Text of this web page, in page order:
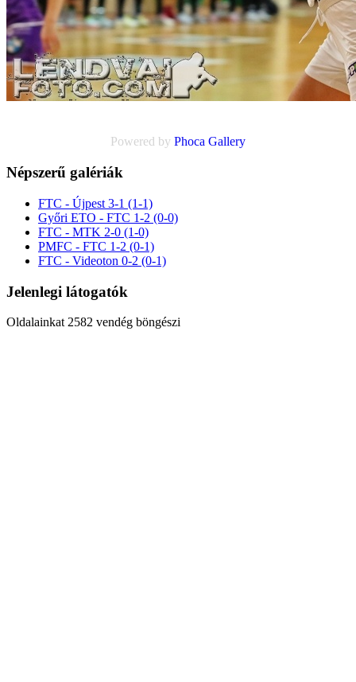
Powered by Phoca Gallery
Népszerű galériák
FTC - Újpest 3-1 (1-1)
Győri ETO - FTC 1-2 (0-0)
FTC - MTK 2-0 (1-0)
PMFC - FTC 1-2 (0-1)
FTC - Videoton 0-2 (0-1)
Jelenlegi látogatók
Oldalainkat 2582 vendég böngészi